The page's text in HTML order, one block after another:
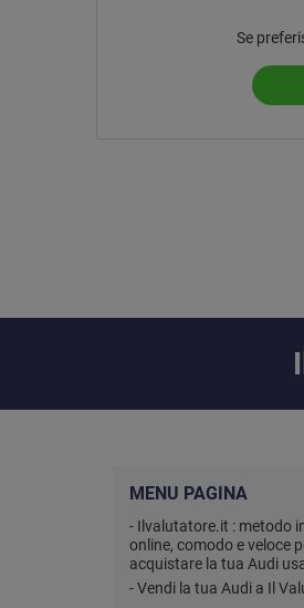
Se
MENU PAGINA
- Ilvalutatore.it : metodo
online, comodo e veloce
acquistare la tua Audi
- Vendi la tua Audi a Il